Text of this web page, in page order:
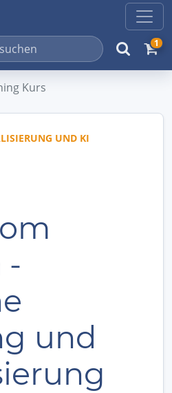
1
Kurs
UND KI
-
und